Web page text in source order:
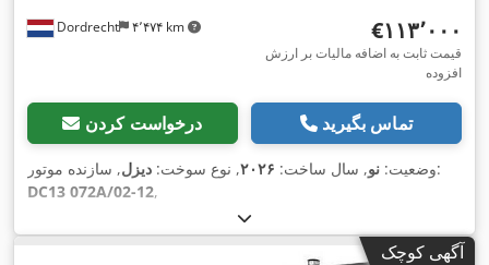
Dordrecht ۴٬۴۷۴ km ‎€۱۱۳٬۰۰۰
قیمت ثابت به اضافه مالیات بر ارزش
افزوده
درخواست کردن تماس بگیرید
وضعیت: نو, سال ساخت: ۲۰۲۶, نوع سوخت: دیزل
, سازنده موتور:
DC13 072A/02-12,
آگهی کوچک